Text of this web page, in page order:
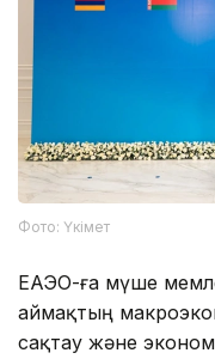
Фото: Үкімет
ЕАЭО-ға мүше
аймақтың
сақтау және